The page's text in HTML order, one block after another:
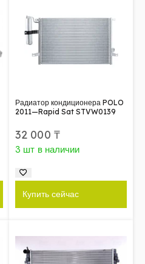
Радиатор кондиционера POLO
2011—Rapid Sat STVW0139
32 000 ₸
3 шт в наличии
Купить сейчас